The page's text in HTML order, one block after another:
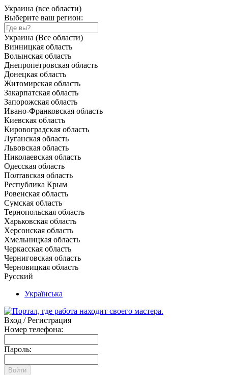
Украина (все области)
Выберите ваш регион:
Украина (Все области)
Винницкая область
Волынская область
Днепропетровская область
Донецкая область
Житомирская область
Закарпатская область
Запорожская область
Ивано-Франковская область
Киевская область
Кировоградская область
Луганская область
Львовская область
Николаевская область
Одесская область
Полтавская область
Республика Крым
Ровенская область
Сумская область
Тернопольская область
Харьковская область
Херсонская область
Хмельницкая область
Черкасская область
Черниговская область
Черновицкая область
Русский
Українська
Вход / Регистрация
Номер телефона:
Пароль:
Войти